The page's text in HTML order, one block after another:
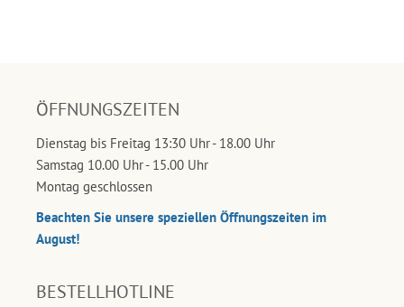
ÖFFNUNGSZEITEN
Dienstag bis Freitag 13:30 Uhr - 18.00 Uhr
Samstag 10.00 Uhr - 15.00 Uhr
Montag geschlossen
Beachten Sie unsere speziellen Öffnungszeiten im
August!
BESTELLHOTLINE